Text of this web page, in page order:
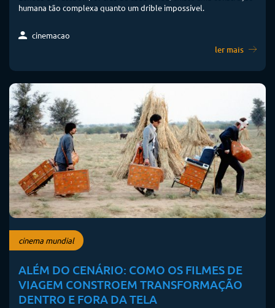
humana tão complexa quanto um drible impossível.
cinemacao
ler mais
cinema mundial
ALÉM DO CENÁRIO: COMO OS FILMES DE
VIAGEM CONSTROEM TRANSFORMAÇÃO
DENTRO E FORA DA TELA